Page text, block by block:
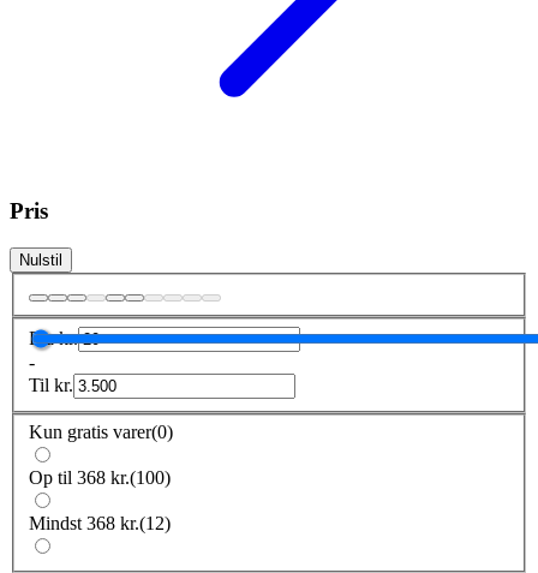
Pris
Nulstil
Frakr.
-
Til kr.
Kun gratis varer(0)
Op til 368 kr.(100)
Mindst 368 kr.(12)